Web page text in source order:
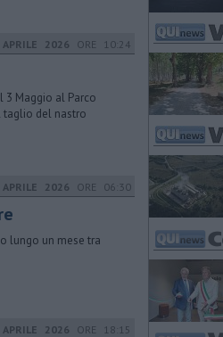
2026 ORE 10:24
3 Maggio al Parco
taglio del nastro
2026 ORE 06:30
lungo un mese tra
2026 ORE 18:15